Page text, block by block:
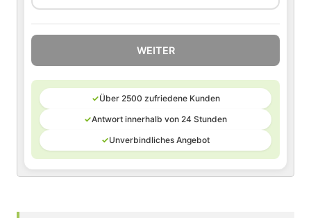
WEITER
✓Über 2500 zufriedene Kunden
✓Antwort innerhalb von 24 Stunden
✓Unverbindliches Angebot